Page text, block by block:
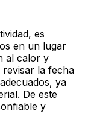
es
en un lugar
al calor y
revisar la fecha
ya
De este
y